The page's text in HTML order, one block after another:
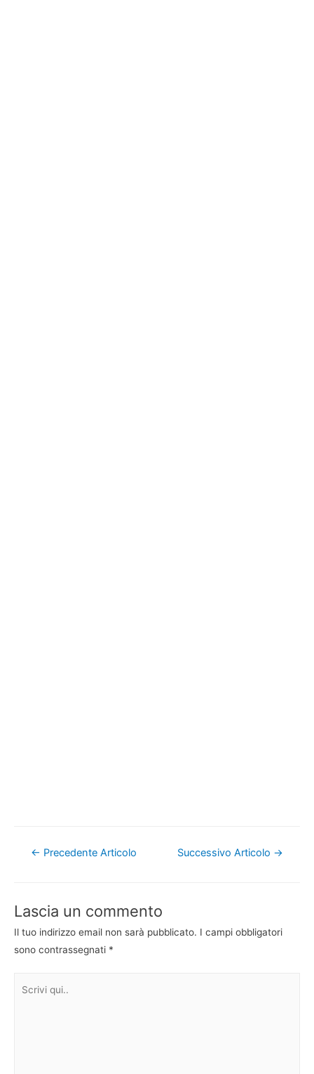
Navigazione
← Precedente Articolo Successivo Articolo →
Lascia un commento
Il tuo indirizzo email non sarà pubblicato. I campi obbligatori
sono contrassegnati *